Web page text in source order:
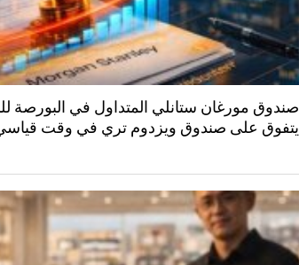
صندوق مورغان ستانلي المتداول في البورصة
يتفوق على صندوق ويزدوم تري في وقت